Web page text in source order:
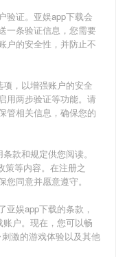
验证。亚娱app下载会
一条验证信息，您需要
户的安全性，并防止不
，以增强账户的安全
用两步验证等功能。请
管相关信息，确保您的
款和规定供您阅读。
等内容。在注册之
同意并愿意遵守。
亚娱app下载的条款，
户。现在，您可以畅
激的游戏体验以及其他